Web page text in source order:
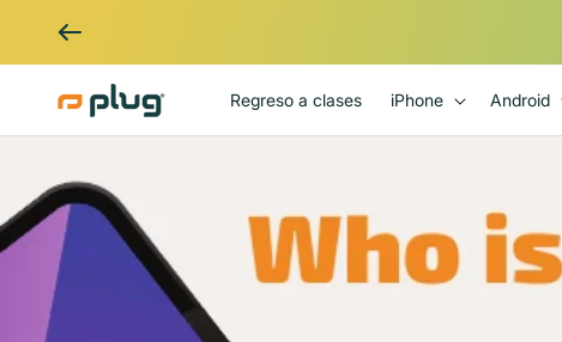
Regreso a clases iPhone Android